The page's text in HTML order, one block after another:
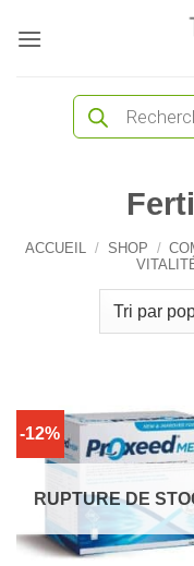
Recherche
produits
ACCUEIL / SHOP /
-12%
RUPTURE DE